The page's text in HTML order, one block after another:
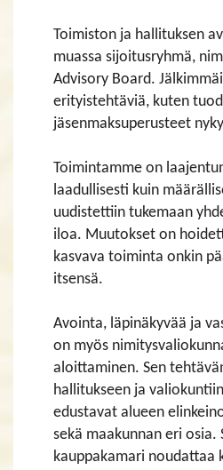
Toimiston ja hallituksen
muassa sijoitusryhmä,
Advisory Board.
erityistehtäviä, kuten
jäsenmaksuperusteet
Toimintamme on
laadullisesti kuin
uudistettiin tukemaan
iloa. Muutokset on
kasvava toiminta onkin
itsensä.
Avointa, läpinäkyvää ja
on myös
aloittaminen. Sen
hallitukseen ja
edustavat alueen
sekä maakunnan eri osia.
kauppakamari noudattaa